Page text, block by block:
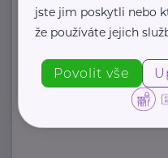
jste jim poskytli nebo
že používáte jejich
Povolit vše